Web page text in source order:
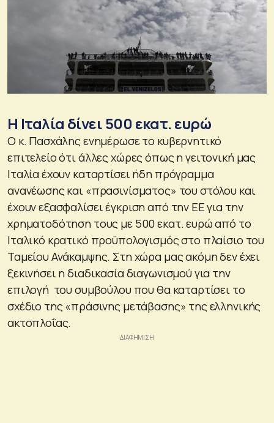
Η Ιταλία δίνει 500 εκατ. ευρώ
Ο κ. Πασχάλης ενημέρωσε το κυβερνητικό
επιτελείο ότι άλλες χώρες όπως η γειτονική μας
Ιταλία έχουν καταρτίσει ήδη πρόγραμμα
ανανέωσης και «πρασινίσματος» του στόλου και
έχουν εξασφαλίσει έγκριση από την ΕΕ για την
χρηματοδότηση τους με 500 εκατ. ευρώ από το
Ιταλικό κρατικό προϋπολογισμός στο πλαίσιο του
Ταμείου Ανάκαμψης. Στη χώρα μας ακόμη δεν έχει
ξεκινήσει η διαδικασία διαγωνισμού για την
επιλογή του συμβούλου που θα καταρτίσει το
σχέδιο της «πράσινης μετάβασης» της ελληνικής
ακτοπλοΐας.